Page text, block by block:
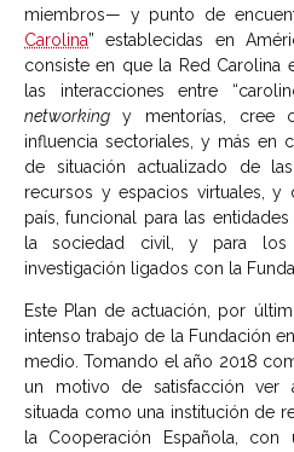
miembros— y punto de
Carolina” establecidas en
consiste en que la Red Carolina
las interacciones entre
networking y mentorías, cree
influencia sectoriales, y más en
de situación actualizado de las
recursos y espacios virtuales, y
país, funcional para las
la sociedad civil, y para
investigación ligados con la
Este Plan de actuación, por
intenso trabajo de la Fundación
medio. Tomando el año 2018
un motivo de satisfacción ver
situada como una institución de
la Cooperación Española,